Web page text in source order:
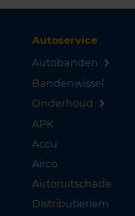
Autoservice
Autobanden
Bandenwissel
Onderhoud
APK
Accu
Airco
Autoruitschade
Distributieriem